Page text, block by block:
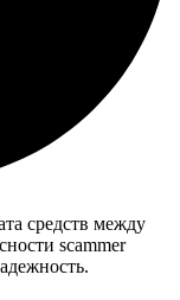
средств между
scammer